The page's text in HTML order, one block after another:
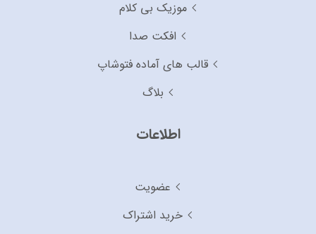
موزیک بی کلام
افکت صدا
قالب های آماده فتوشاپ
بلاگ
اطلاعات
عضویت
خرید اشتراک